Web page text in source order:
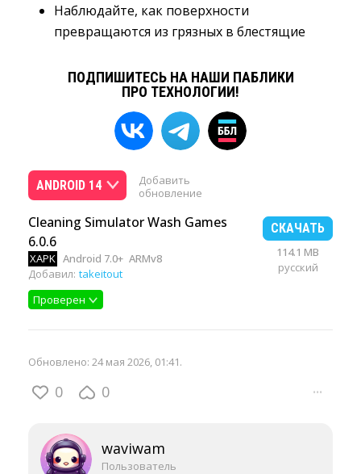
Наблюдайте, как поверхности
превращаются из грязных в блестящие
ПОДПИШИТЕСЬ НА НАШИ ПАБЛИКИ
ПРО ТЕХНОЛОГИИ!
ANDROID 14
Добавить
обновление
Cleaning Simulator Wash Games
6.0.6
XAPK Android 7.0+ ARMv8
Добавил: takeitout
Проверен
СКАЧАТЬ
114.1 MB
русский
Обновлено: 24 мая 2026, 01:41.
0 0 ···
waviwam
Пользователь